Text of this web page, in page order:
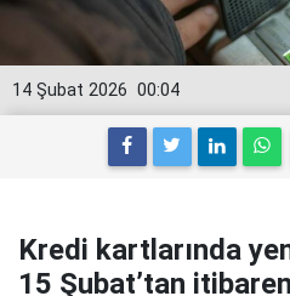
00:04
14 Şubat 2026
Kredi kartlarında
15 Şubat’tan